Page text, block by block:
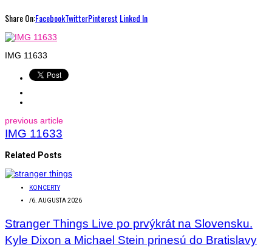
Share On:FacebookTwitterPinterest Linked In
IMG 11633
previous article
IMG 11633
Related Posts
KONCERTY
/6. AUGUSTA 2026
Stranger Things Live po prvýkrát na Slovensku.
Kyle Dixon a Michael Stein prinesú do Bratislavy